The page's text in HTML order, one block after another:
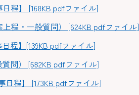
程】 [168KB pdfファイル]
程・一般質問） [624KB pdfファイル]
程】[139KB pdfファイル]
問） [682KB pdfファイル]
日程】 [173KB pdfファイル]